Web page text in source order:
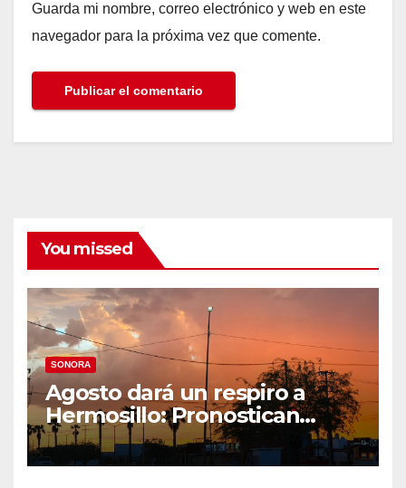
Guarda mi nombre, correo electrónico y web en este
navegador para la próxima vez que comente.
You missed
SONORA
Agosto dará un respiro a
Hermosillo: Pronostican
semana lluviosa y
temperaturas de hasta 34°C